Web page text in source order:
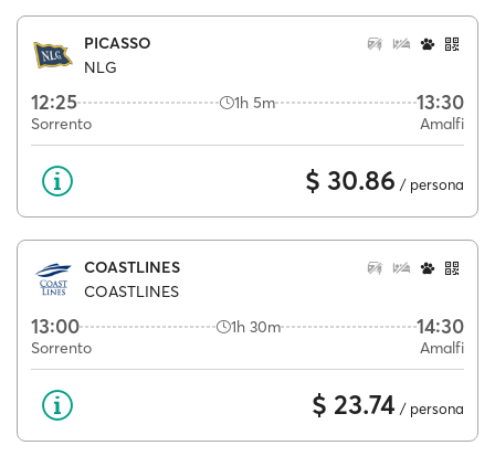
PICASSO
NLG
12:25 1h 5m 13:30
Sorrento Amalfi
$ 30.86 / persona
COASTLINES
COASTLINES
13:00 1h 30m 14:30
Sorrento Amalfi
$ 23.74 / persona